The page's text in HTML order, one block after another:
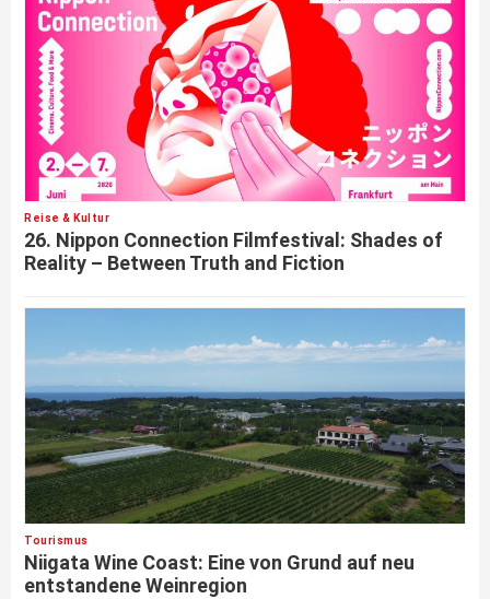
Reise & Kultur
26. Nippon Connection Filmfestival: Shades of
Reality – Between Truth and Fiction
Tourismus
Niigata Wine Coast: Eine von Grund auf neu
entstandene Weinregion